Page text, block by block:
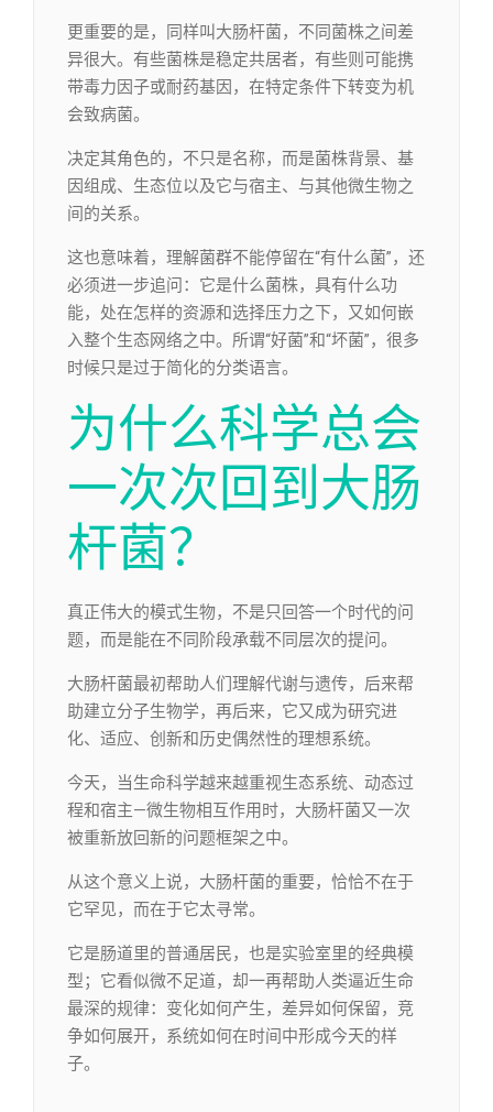
更重要的是，同样叫大肠杆菌，不同菌株之间差
异很大。有些菌株是稳定共居者，有些则可能携
带毒力因子或耐药基因，在特定条件下转变为机
会致病菌。
决定其角色的，不只是名称，而是菌株背景、基
因组成、生态位以及它与宿主、与其他微生物之
间的关系。
这也意味着，理解菌群不能停留在“有什么菌”，还
必须进一步追问：它是什么菌株，具有什么功
能，处在怎样的资源和选择压力之下，又如何嵌
入整个生态网络之中。所谓“好菌”和“坏菌”，很多
时候只是过于简化的分类语言。
为什么科学总会
一次次回到大肠
杆菌？
真正伟大的模式生物，不是只回答一个时代的问
题，而是能在不同阶段承载不同层次的提问。
大肠杆菌最初帮助人们理解代谢与遗传，后来帮
助建立分子生物学，再后来，它又成为研究进
化、适应、创新和历史偶然性的理想系统。
今天，当生命科学越来越重视生态系统、动态过
程和宿主—微生物相互作用时，大肠杆菌又一次
被重新放回新的问题框架之中。
从这个意义上说，大肠杆菌的重要，恰恰不在于
它罕见，而在于它太寻常。
它是肠道里的普通居民，也是实验室里的经典模
型；它看似微不足道，却一再帮助人类逼近生命
最深的规律：变化如何产生，差异如何保留，竞
争如何展开，系统如何在时间中形成今天的样
子。